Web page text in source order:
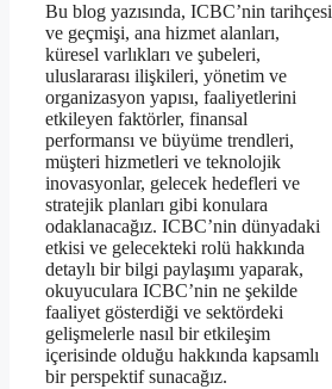
Bu blog yazısında, ICBC’nin tarihçesi
ve geçmişi, ana hizmet alanları,
küresel varlıkları ve şubeleri,
uluslararası ilişkileri, yönetim ve
organizasyon yapısı, faaliyetlerini
etkileyen faktörler, finansal
performansı ve büyüme trendleri,
müşteri hizmetleri ve teknolojik
inovasyonlar, gelecek hedefleri ve
stratejik planları gibi konulara
odaklanacağız. ICBC’nin dünyadaki
etkisi ve gelecekteki rolü hakkında
detaylı bir bilgi paylaşımı yaparak,
okuyuculara ICBC’nin ne şekilde
faaliyet gösterdiği ve sektördeki
gelişmelerle nasıl bir etkileşim
içerisinde olduğu hakkında kapsamlı
bir perspektif sunacağız.